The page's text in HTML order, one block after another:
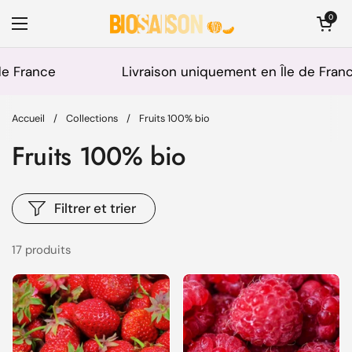
Ouvrir le menu
Ouvrir le
0
Livraison uniquement en Île de France
Accueil / Collections / Fruits 100% bio
Fruits 100% bio
17 produits
Filtrer et trier